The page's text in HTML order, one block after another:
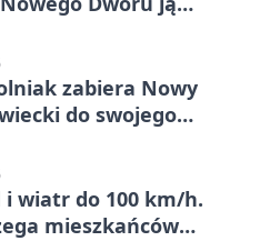
zabiera Nowy
do swojego
i wiatr do 100 km/h.
mieszkańców